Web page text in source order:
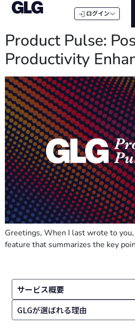
ログイン
Product Pulse:
Productivity
Greetings, When I last wrote to
feature that summarizes the key
サービス概要
GLGが選ばれる理由